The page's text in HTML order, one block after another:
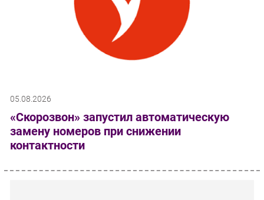
05.08.2026
«Скорозвон» запустил автоматическую
замену номеров при снижении
контактности